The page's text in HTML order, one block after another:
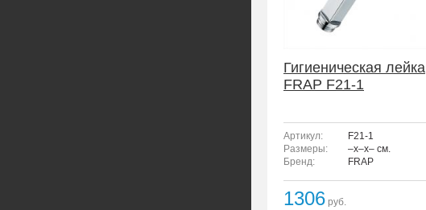
Гигиеническая лейка
FRAP F21-1
Артикул:
F21-1
Размеры:
–x–x– см.
Бренд:
FRAP
1306 руб.